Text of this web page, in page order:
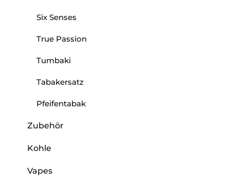
Six Senses
True Passion
Tumbaki
Tabakersatz
Pfeifentabak
Zubehör
Kohle
Vapes